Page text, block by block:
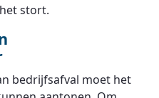
stort.
bedrijfsafval moet het